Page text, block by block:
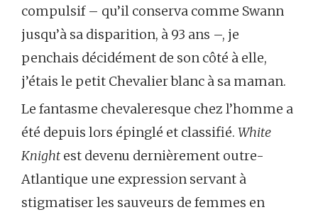
compulsif – qu’il conserva comme Swann
jusqu’à sa disparition, à 93 ans –, je
penchais décidément de son côté à elle,
j’étais le petit Chevalier blanc à sa maman.
Le fantasme chevaleresque chez l’homme a
été depuis lors épinglé et classifié. White
Knight est devenu dernièrement outre-
Atlantique une expression servant à
stigmatiser les sauveurs de femmes en